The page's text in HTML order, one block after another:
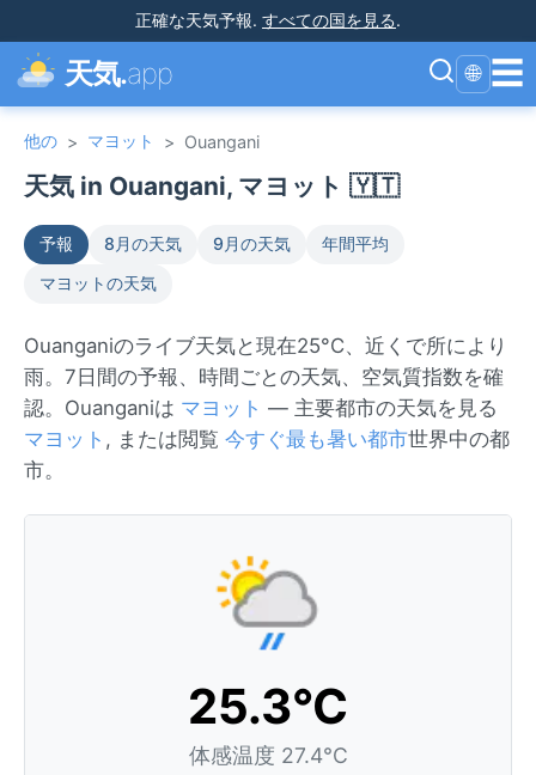
正確な天気予報. すべての国を見る.
天気.app 🌐 ☰
他の > マヨット > Ouangani
天気 in Ouangani, マヨット 🇾🇹
予報 8月の天気 9月の天気
年間平均
マヨットの天気
Ouanganiのライブ天気と現在25°C、近くで所により
雨。7日間の予報、時間ごとの天気、空気質指数を確
認。Ouanganiは マヨット — 主要都市の天気を見る
マヨット , または閲覧 今すぐ最も暑い都市世界中の都
市。
25.3°C
体感温度 27.4°C